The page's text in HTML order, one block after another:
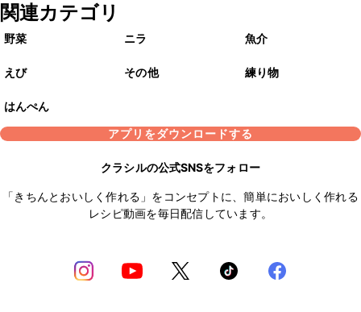
関連カテゴリ
野菜 ニラ 魚介
えび その他 練り物
はんぺん
アプリをダウンロードする
クラシルの公式SNSをフォロー
「きちんとおいしく作れる」をコンセプトに、簡単においしく作れる
レシピ動画を毎日配信しています。